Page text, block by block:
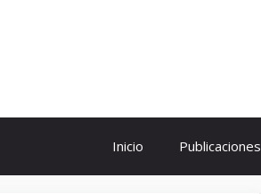
Inicio Publicaciones